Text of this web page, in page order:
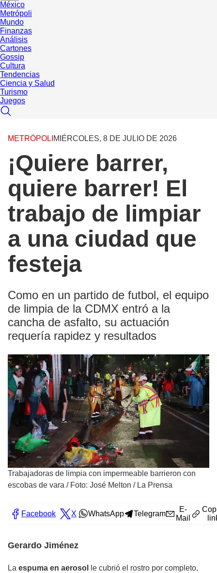
México
Metrópoli
Mundo
Finanzas
Análisis
Cartones
Gossip
Cultura
Tendencias
Ciencia y Salud
Turismo
Juegos
METRÓPOLI MIÉRCOLES, 8 DE JULIO DE 2026
¡Quiere barrer,
quiere barrer! El
trabajo de limpiar
a una ciudad que
festeja
Como en un partido de futbol, el equipo
de limpia de la CDMX entró a la
cancha de asfalto, su actuación
requería rapidez y resultados
Trabajadoras de limpia con impermeable barrieron con
escobas de vara / Foto: José Melton / La Prensa
Facebook X WhatsApp Telegram
E-
Mail
Gerardo Jiménez
La espuma en aerosol
le cubrió el rostro por completo,